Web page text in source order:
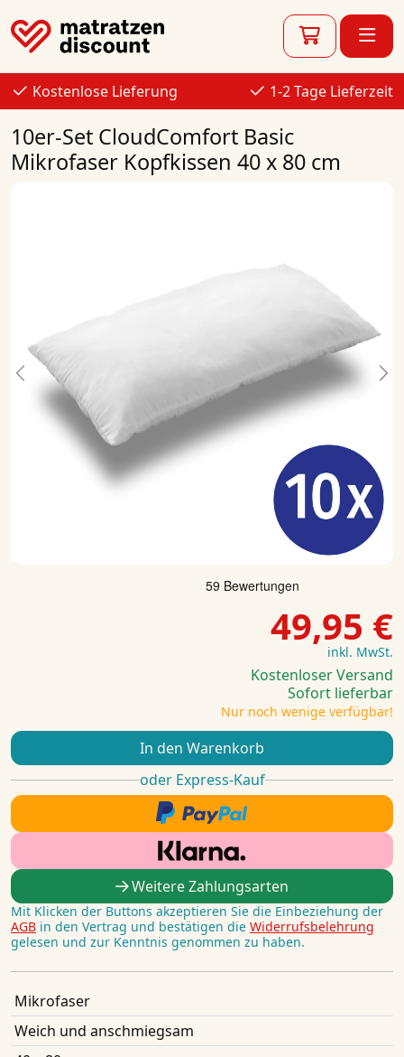
Kostenlose Lieferung 1-2 Tage Lieferzeit
10er-Set CloudComfort Basic
Mikrofaser Kopfkissen 40 x 80 cm
Previous
49,95 €
inkl. MwSt.
Kostenloser Versand
Sofort lieferbar
Nur noch wenige verfügbar!
In den Warenkorb
oder Express-Kauf
Weitere Zahlungsarten
Mit Klicken der Buttons akzeptieren Sie die Einbeziehung der
AGB in den Vertrag und bestätigen die Widerrufsbelehrung
gelesen und zur Kenntnis genommen zu haben.
Mikrofaser
Weich und anschmiegsam